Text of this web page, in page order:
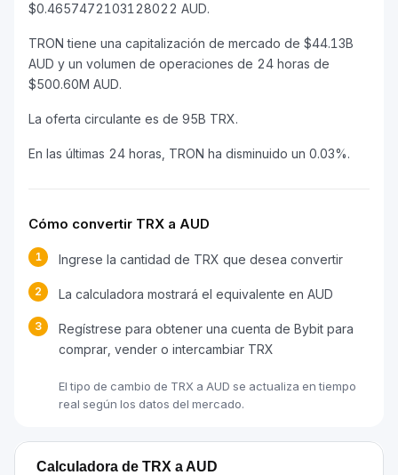
$0.4657472103128022 AUD.
TRON tiene una capitalización de mercado de $44.13B
AUD y un volumen de operaciones de 24 horas de
$500.60M AUD.
La oferta circulante es de 95B TRX.
En las últimas 24 horas, TRON ha disminuido un 0.03%.
Cómo convertir TRX a AUD
1 Ingrese la cantidad de TRX que desea convertir
2 La calculadora mostrará el equivalente en AUD
3
Regístrese para obtener una cuenta de Bybit para
comprar, vender o intercambiar TRX
El tipo de cambio de TRX a AUD se actualiza en tiempo
real según los datos del mercado.
Calculadora de TRX a AUD